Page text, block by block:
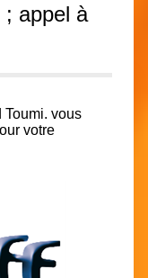
; appel à
Toumi. vous
votre